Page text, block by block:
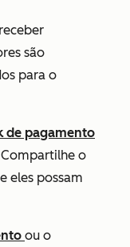
são
para o
de pagamento
o
eles possam
ou o